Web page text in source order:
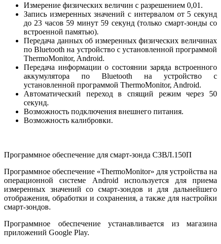
Измерение физических величин с разрешением 0,01.
Запись измеренных значений с интервалом от 5 секунд
до 23 часов 59 минут 59 секунд (только смарт-зонды со
встроенной памятью).
Передача данных об измеренных физических величинах
по Bluetooth на устройство с установленной программой
ThermoMonitor, Android.
Передача информации о состоянии заряда встроенного
аккумулятора по Bluetooth на устройство с
установленной программой ThermoMonitor, Android.
Автоматический переход в спящий режим через 50
секунд.
Возможность подключения внешнего питания.
Возможность калибровки.
Программное обеспечение для cмарт-зонда СЗВЛ.150П
Программное обеспечение «ThermoMonitor» для устройства на
операционной системе Android используется для приема
измеренных значений со смарт-зондов и для дальнейшего
отображения, обработки и сохранения, а также для настройки
смарт-зондов.
Программное обеспечение устанавливается из магазина
приложений Google Play.